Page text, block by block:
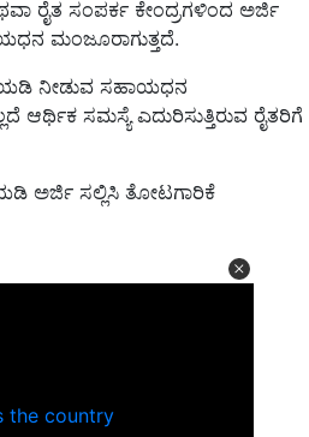
the country
ರೈತ ಸಂಪರ್ಕ ಕೇಂದ್ರಗಳಿಂದ ಅರ್ಜಿ
ಮಂಜೂರಾಗುತ್ತದೆ.
ನೀಡುವ ಸಹಾಯಧನ
ಸಮಸ್ಯೆ ಎದುರಿಸುತ್ತಿರುವ ರೈತರಿಗೆ
ಅರ್ಜಿ ಸಲ್ಲಿಸಿ ತೋಟಗಾರಿಕೆ